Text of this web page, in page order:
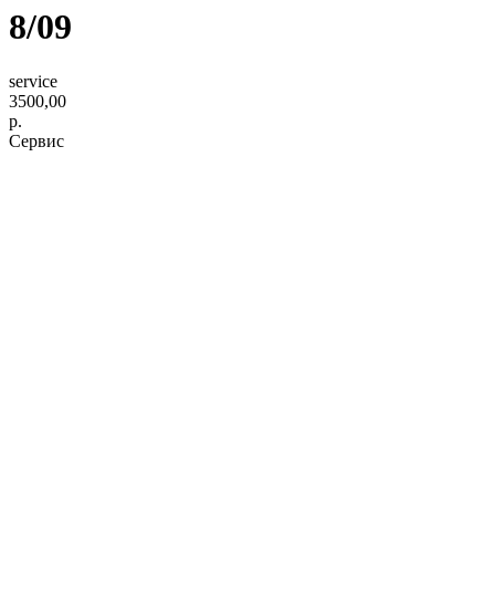
8/09
service
3500,00
р.
Сервис